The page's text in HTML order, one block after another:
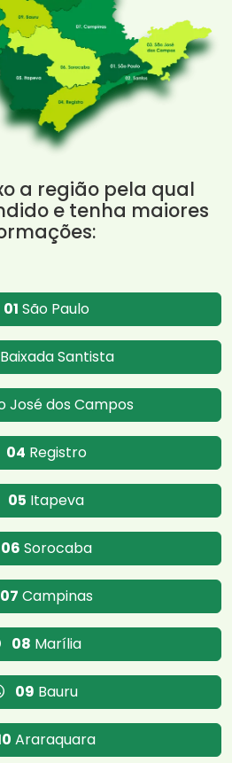
a região pela qual
e tenha maiores
01 São Paulo
Baixada Santista
José dos Campos
04 Registro
05 Itapeva
06 Sorocaba
07 Campinas
08 Marília
09 Bauru
Araraquara